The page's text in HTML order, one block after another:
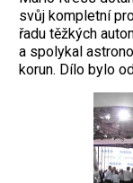
svůj kompletní
řadu těžkých
a spolykal
korun. Dílo bylo